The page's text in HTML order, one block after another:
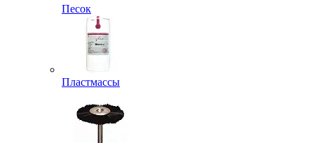
Песок
Пластмассы